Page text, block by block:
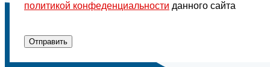
политикой конфеденциальности данного сайта
Отправить